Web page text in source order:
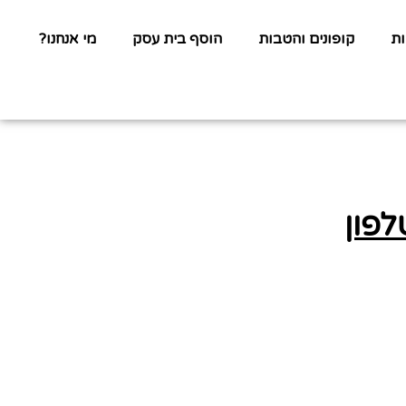
קופונים והטבות הוסף בית עסק מי אנחנו?